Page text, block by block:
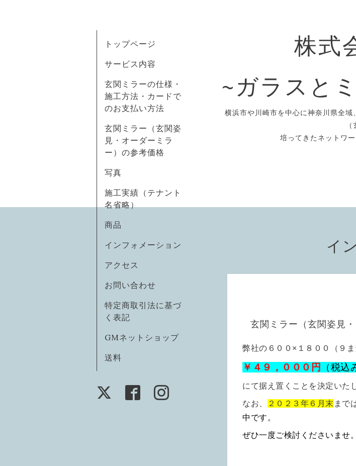
株式
~ガラスと
横浜市や川崎市を中心に神奈川県全
培ってきたネットワ
トップページ
サービス内容
玄関ミラーの仕様・
施工方法・カードで
のお支払い方法
玄関ミラー（玄関姿
見・オーダーミラ
ー）の参考価格
写真
施工実績（テナント
名省略）
商品
インフォメーション
アクセス
お問い合わせ
特定商取引法に基づ
く表記
GMネットショップ
送料
イ
玄関ミラー（玄関姿見
弊社の６００×１８００（９
￥４９，０００円 （税込
にて据え置くことを決定いた
なお、 ２０２３年６月末 まで
中です。
ぜひ一度ご検討くださいませ。